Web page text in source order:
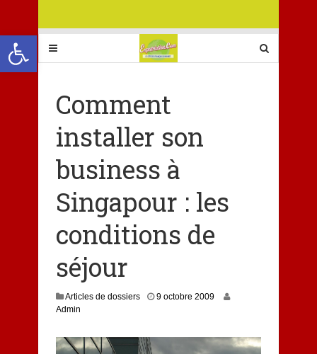
Ouvrir la barre d’outils
Comment
installer son
business à
Singapour : les
conditions de
séjour
Articles de dossiers 9 octobre 20092
t
Admin